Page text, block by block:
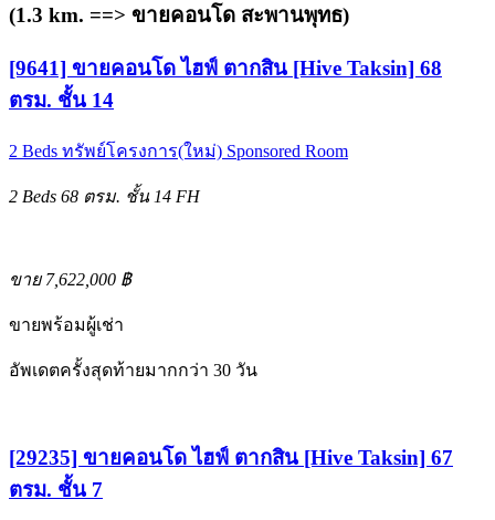
(1.3 km. ==> ขายคอนโด สะพานพุทธ)
[9641] ขายคอนโด ไฮฟ์ ตากสิน [Hive Taksin] 68
ตรม. ชั้น 14
2 Beds ทรัพย์โครงการ(ใหม่) Sponsored Room
2 Beds 68 ตรม. ชั้น 14 FH
ขาย 7,622,000 ฿
ขายพร้อมผู้เช่า
อัพเดตครั้งสุดท้ายมากกว่า 30 วัน
[29235] ขายคอนโด ไฮฟ์ ตากสิน [Hive Taksin] 67
ตรม. ชั้น 7